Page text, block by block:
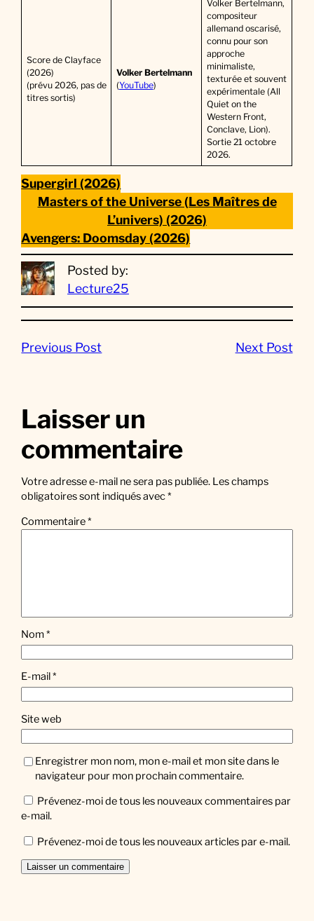
Score de Clayface
(2026)
(prévu 2026, pas de
titres sortis)
Volker Bertelmann
(YouTube)
Volker Bertelmann,
compositeur
allemand oscarisé,
connu pour son
approche
minimaliste,
texturée et souvent
expérimentale (All
Quiet on the
Western Front,
Conclave, Lion).
Sortie 21 octobre
2026.
Supergirl (2026)
Masters of the Universe (Les Maîtres de
L’univers) (2026)
Avengers: Doomsday (2026)
Posted by:
Lecture25
Previous Post Next Post
Laisser un
commentaire
Votre adresse e-mail ne sera pas publiée. Les champs
obligatoires sont indiqués avec*
Commentaire*
Nom*
E-mail*
Site web
Enregistrer mon nom, mon e-mail et mon site dans le
navigateur pour mon prochain commentaire.
Prévenez-moi de tous les nouveaux commentaires par
e-mail.
Prévenez-moi de tous les nouveaux articles par e-mail.